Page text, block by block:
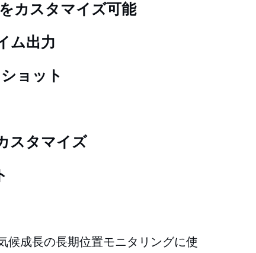
カスタマイズ可能
ム出力
ョット
スタマイズ
候成長の長期位置モニタリングに使